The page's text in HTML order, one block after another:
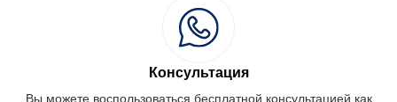
Консультация
Вы можете воспользоваться бесплатной консультацией как